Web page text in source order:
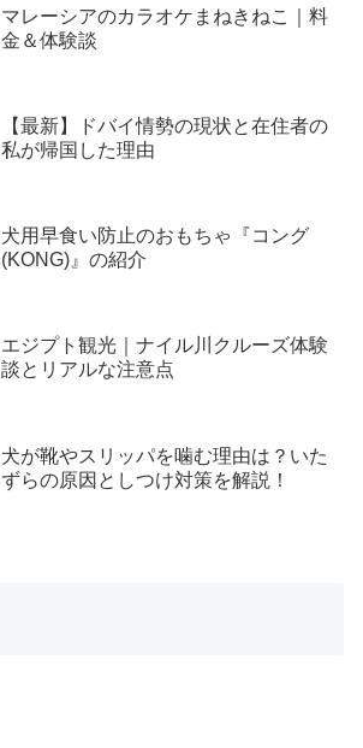
マレーシアのカラオケまねきねこ｜料
金＆体験談
【最新】ドバイ情勢の現状と在住者の
私が帰国した理由
犬用早食い防止のおもちゃ『コング
(KONG)』の紹介
エジプト観光｜ナイル川クルーズ体験
談とリアルな注意点
犬が靴やスリッパを噛む理由は？いた
ずらの原因としつけ対策を解説！